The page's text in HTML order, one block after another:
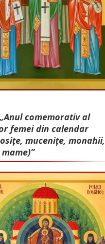
„Anul comemorativ al
femei din calendar
mu­cenițe, monahii,